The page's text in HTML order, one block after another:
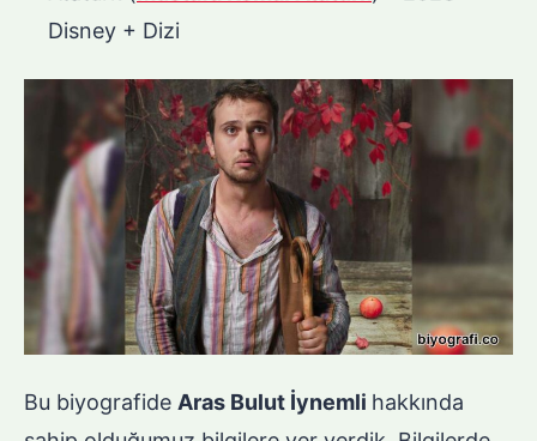
Disney + Dizi
Bu biyografide Aras Bulut İynemli hakkında